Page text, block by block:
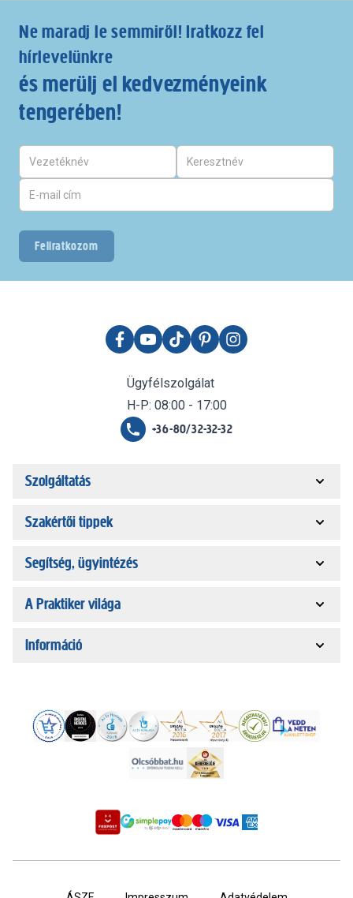
Ne maradj le semmiről! Iratkozz fel
hírlevelünkre
és merülj el kedvezményeink
tengerében!
Feliratkozom
Ügyfélszolgálat
H-P: 08:00 - 17:00
+36-80/32-32-32
Szolgáltatás
Szakértői tippek
Segítség, ügyintézés
A Praktiker világa
Információ